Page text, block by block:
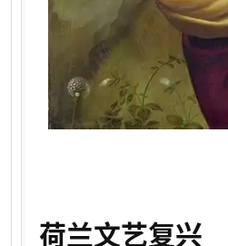
荷兰文艺复兴